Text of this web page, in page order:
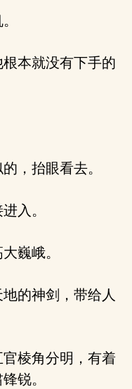
本就没有下手的
，抬眼看去。
入。
巍峨。
的神剑，带给人
棱角分明，有着
锐。